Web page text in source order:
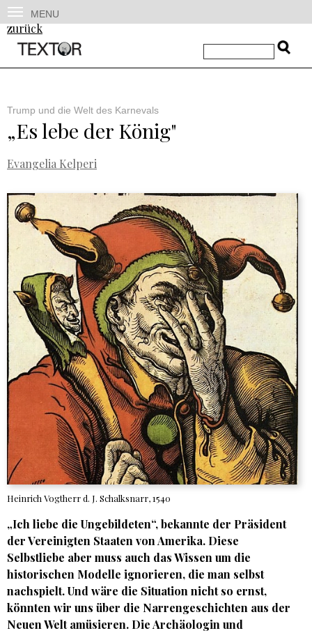
MENU
zurück
Trump und die Welt des Karnevals
„Es lebe der König"
Evangelia Kelperi
Heinrich Vogtherr d. J. Schalksnarr, 1540
„Ich liebe die Ungebildeten“, bekannte der Präsident
der Vereinigten Staaten von Amerika. Diese
Selbstliebe aber muss auch das Wissen um die
historischen Modelle ignorieren, die man selbst
nachspielt. Und wäre die Situation nicht so ernst,
könnten wir uns über die Narrengeschichten aus der
Neuen Welt amüsieren. Die Archäologin und